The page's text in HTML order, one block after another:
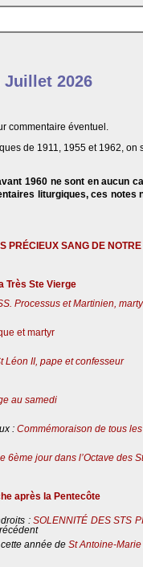
Juillet 2026
commentaire éventuel.
de 1911, 1955 et 1962, on
1960 ne sont en aucun
liturgiques, ces notes
PRÉCIEUX SANG DE
Très Ste Vierge
Processus et Martinien,
et martyr
Léon II, pape et confesseur
au samedi
: Commémoraison de tous
6ème jour dans l’Octave des
après la Pentecôte
:SOLENNITÉ DES STS
année de St Antoine-